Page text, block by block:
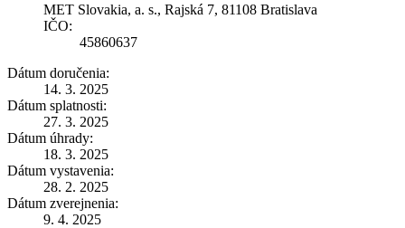
MET Slovakia, a. s., Rajská 7, 81108 Bratislava
IČO:
45860637
Dátum doručenia:
14. 3. 2025
Dátum splatnosti:
27. 3. 2025
Dátum úhrady:
18. 3. 2025
Dátum vystavenia:
28. 2. 2025
Dátum zverejnenia:
9. 4. 2025